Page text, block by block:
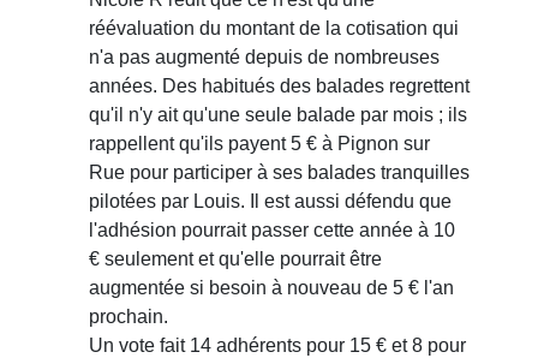
réévaluation du montant de la cotisation qui
n'a pas augmenté depuis de nombreuses
années. Des habitués des balades regrettent
qu'il n'y ait qu'une seule balade par mois ; ils
rappellent qu'ils payent 5 € à Pignon sur
Rue pour participer à ses balades tranquilles
pilotées par Louis. Il est aussi défendu que
l'adhésion pourrait passer cette année à 10
€ seulement et qu'elle pourrait être
augmentée si besoin à nouveau de 5 € l'an
prochain.
Un vote fait 14 adhérents pour 15 € et 8 pour